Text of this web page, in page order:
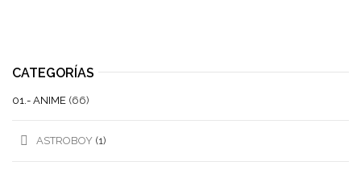
CATEGORÍAS
01.- ANIME (66)
ASTROBOY (1)